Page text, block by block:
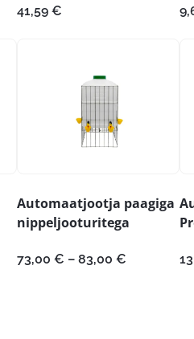
41,59 €
Automaatjootja paagiga
nippeljooturitega
73,00 € – 83,00 €